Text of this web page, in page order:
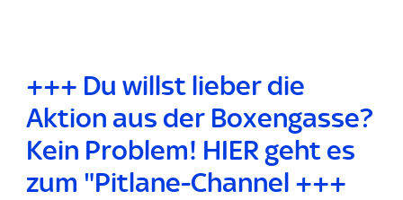
+++ Du willst lieber die
Aktion aus der Boxengasse?
Kein Problem! HIER geht es
zum "Pitlane-Channel +++